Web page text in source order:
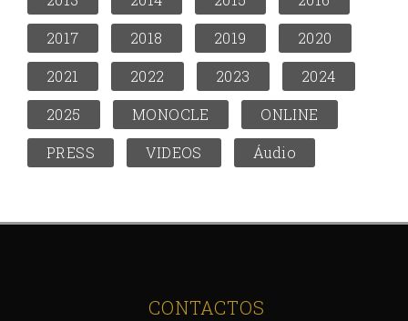
2017
2018 2019
2020
2021
2022 2023
2024
2025
MONOCLE
ONLINE
PRESS
VIDEOS Áudio
CONTACTOS